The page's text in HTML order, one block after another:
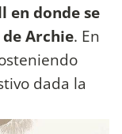
en donde se
Archie. En
dada la